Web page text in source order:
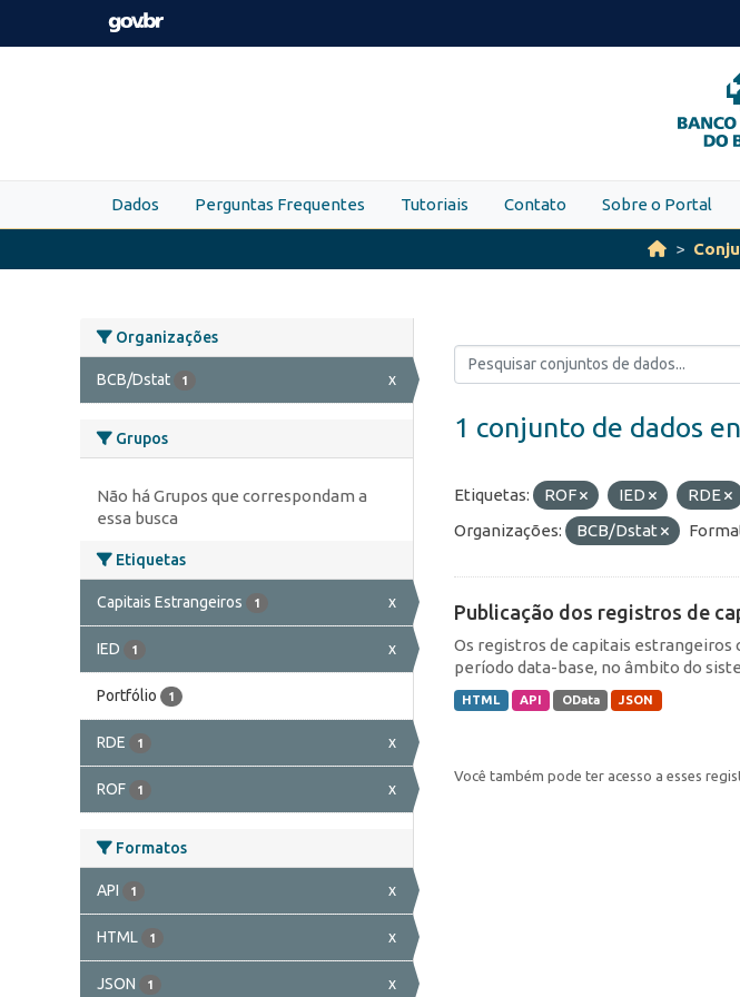
Skip to main content
Dados Perguntas Frequentes Tutoriais Contato Sobre o Portal
Organizações
BCB/Dstat 1 x
Grupos
Não há Grupos que correspondam a
essa busca
Etiquetas
Capitais Estrangeiros 1 x
IED 1 x
Portfólio 1
RDE 1 x
ROF 1 x
Formatos
API 1 x
HTML 1 x
JSON 1 x
1 conjunto de dados
Etiquetas: ROF IED RDE
Organizações:
BCB/Dstat
Publicação dos registros de
Os registros de capitais estrangeiros
período data-base, no âmbito do
HTML API OData JSON
Você também pode ter acesso a esses